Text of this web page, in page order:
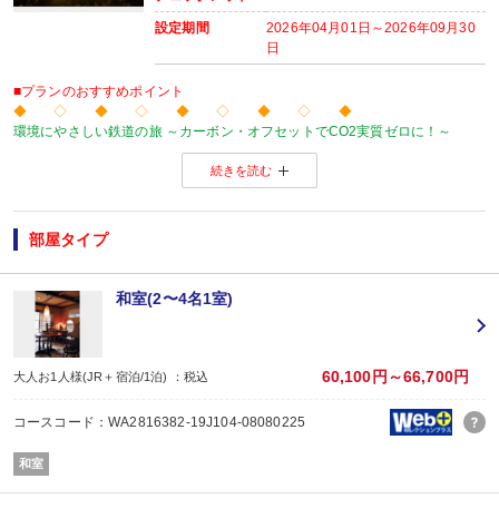
【時間】07：00～09：00
設定期間
2026年04月01日～2026年09月30
日
■プランのおすすめポイント
◆ ◇ ◆ ◇ ◆ ◇ ◆ ◇ ◆
環境にやさしい鉄道の旅 ～カーボン・オフセットでCO2実質ゼロに！～
当プランの旅行代金にはカーボン・オフセット代金（J-クレジット代金）が含
旅行の移動で排出されるCO2を埋め合わせ（オフセット）出来る仕組みとなっ
※カーボン・オフセットについて、詳しくはこちらをご覧ください。
◆ ◇ ◆ ◇ ◆ ◇ ◆ ◇ ◆
【お楽しみメニュー】
・オリジナルポストカード付
・記念日（誕生日・結婚記念日）の前後一日の方に、地酒吟醸酒グラス1杯付！
※記念日前後一日が宿泊期間中に含まれる場合に限ります。証明できるもの
※予約条件の入力欄で記念日の内容をお選びください。
・レイトチェックアウト11:00ＯＫ！（通常10:00）
※除外日：休前日にあたる宿泊日
貸切風呂のご予約は、ご予約日の翌日以降にお客様自身で宿泊施設にご連絡く
先着順の為、ご希望の時間帯がお取り出来ない場合もございますのでお早めに
ご連絡がない場合、利用できない場合がございますので、あらかじめご了承く
続きを読む
部屋タイプ
和室(2〜4名1室)
大人お1人様(JR＋宿泊/1泊) ：税込 60,100円～66,700円
コースコード：WA2816382-19J104-08080225
和室